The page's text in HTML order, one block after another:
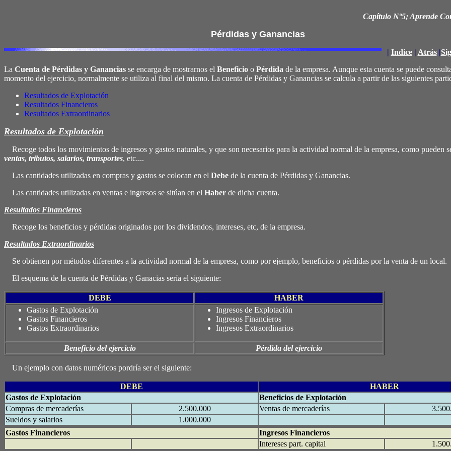
Capítulo Nº5; Aprende
Pérdidas y Ganancias
| Indice| Atrás|
La Cuenta de Pérdidas y Ganancias se encarga de mostrarnos el Beneficio o Pérdida de la empresa. Aunque esta cuenta se puede
momento del ejercicio, normalmente se utiliza al final del mismo. La cuenta de Pérdidas y Ganancias se calcula a partir de las siguientes
Resultados de Explotación
Resultados Financieros
Resultados Extraordinarios
Resultados de Explotación
Recoge todos los movimientos de ingresos y gastos naturales, y que son necesarios para la actividad normal de la empresa, como pueden
ventas, tributos, salarios, transportes, etc....
Las cantidades utilizadas en compras y gastos se colocan en el Debe de la cuenta de Pérdidas y Ganancias.
Las cantidades utilizadas en ventas e ingresos se sitúan en el Haber de dicha cuenta.
Resultados Financieros
Recoge los beneficios y pérdidas originados por los dividendos, intereses, etc, de la empresa.
Resultados Extraordinarios
Se obtienen por métodos diferentes a la actividad normal de la empresa, como por ejemplo, beneficios o pérdidas por la venta de un local.
El esquema de la cuenta de Pérdidas y Ganacias sería el siguiente:
DEBE
HABER
Gastos de Explotación
Gastos Financieros
Gastos Extraordinarios
Ingresos de Explotación
Ingresos Financieros
Ingresos Extraordinarios
Beneficio del ejercicio Pérdida del ejercicio
Un ejemplo con datos numéricos pordría ser el siguiente:
DEBE
HABER
Gastos de Explotación
Beneficios de Explotación
Compras de mercaderías
2.500.000 Ventas de mercaderías
Sueldos y salarios
1.000.000
Gastos Financieros
Ingresos Financieros
Intereses part. capital